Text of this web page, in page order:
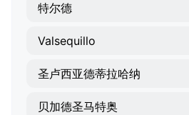
特尔德
Valsequillo
圣卢西亚德蒂拉哈纳
贝加德圣马特奥